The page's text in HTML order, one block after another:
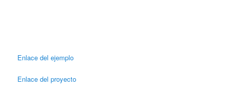
Enlace del ejemplo
Enlace del proyecto